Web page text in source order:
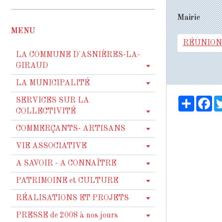
Mairie
RÉUNION
MENU
LA COMMUNE D'ASNIÈRES-LA-
GIRAUD
LA MUNICIPALITÉ
SERVICES SUR LA
COLLECTIVITÉ
COMMERÇANTS- ARTISANS
VIE ASSOCIATIVE
A SAVOIR - A CONNAÎTRE
PATRIMOINE et CULTURE
RÉALISATIONS ET PROJETS
PRESSE de 2008 à nos jours